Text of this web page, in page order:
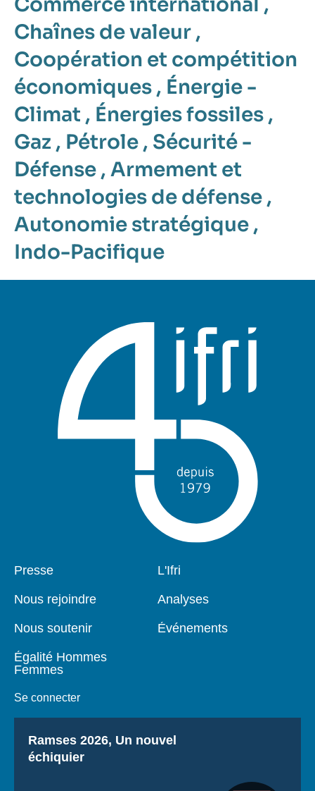
Chaînes de valeur ,
Coopération et compétition
économiques , Énergie -
Climat , Énergies fossiles ,
Gaz , Pétrole , Sécurité -
Défense , Armement et
technologies de défense ,
Autonomie stratégique ,
Indo-Pacifique
Pied
Presse
Nous rejoindre
Nous soutenir
Égalité Hommes
Femmes
Se connecter
Navigation
L'Ifri
Analyses
Événements
Titre
Ramses 2026, Un nouvel
échiquier